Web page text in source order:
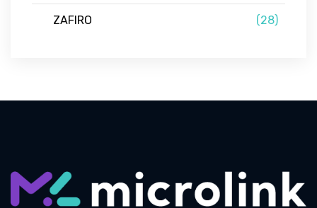
ZAFIRO (28)